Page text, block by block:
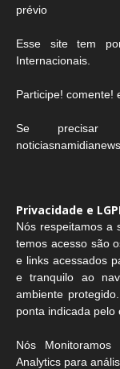
prévio
Esse site tem
Internacionais.
Participe! comente!
Se precisar
Privacidade e
Nós respeitamos a
temos acesso são
e links acessados
e tranquilo ao
ambiente
ponta indicada pelo
Nós
Analytics para